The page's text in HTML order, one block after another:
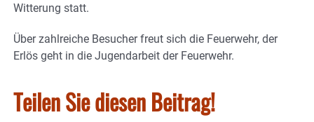
Witterung statt.
Über zahlreiche Besucher freut sich die Feuerwehr, der
Erlös geht in die Jugendarbeit der Feuerwehr.
Teilen Sie diesen Beitrag!